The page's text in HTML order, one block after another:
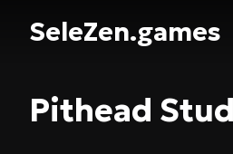
SeleZen.games
Pithead